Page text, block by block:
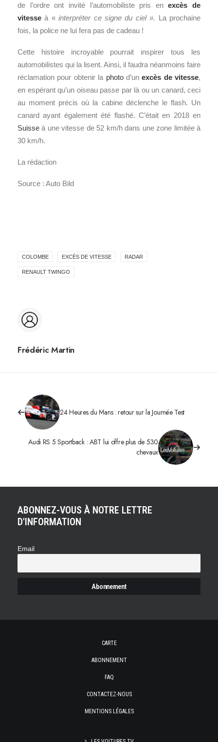
de l’ordre ont invité l’automobiliste pris enexcès de
vitesse à «interpréter ce signe du ciel ». La prochaine
fois, la police ne lui fera pas de cadeau !
Cette histoire incroyable pourrait inspirer tous les
automobilistes qui la lisent. Ainsi, il faudra néanmoins faire
réclamation pour obtenir la photod’unexcès de vitesse,
en espérant qu’un oiseau passe par là ou un canard, ceci
au moment précis où la cabine déclenche le flash. Un
canard ayant également été flashé. C’était en 2018 en
Suisse à une vitesse de 52 km/h dans une zone limitée à
30 km/h.
La rédaction
Source : Auto Bild
COLOMBE EXCÈS DE VITESSE RADAR
RENAULT TWINGO
Frédéric Martin
24 Heures du Mans : retour sur la Journée Test
Audi RS 5 Sportback : ABT lui offre plus de 530
chevaux
ABONNEZ-VOUS À NOTRE LETTRE
D'INFORMATION
Email
CARTE
ABONNEMENT
FAQ
CONTACTEZ-NOUS
MENTIONS LÉGALES